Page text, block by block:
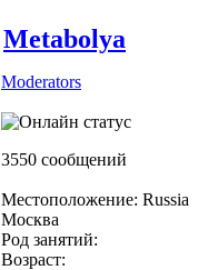
Metabolya
Moderators
3550 сообщений
Местоположение: Russia
Москва
Род занятий:
Возраст: